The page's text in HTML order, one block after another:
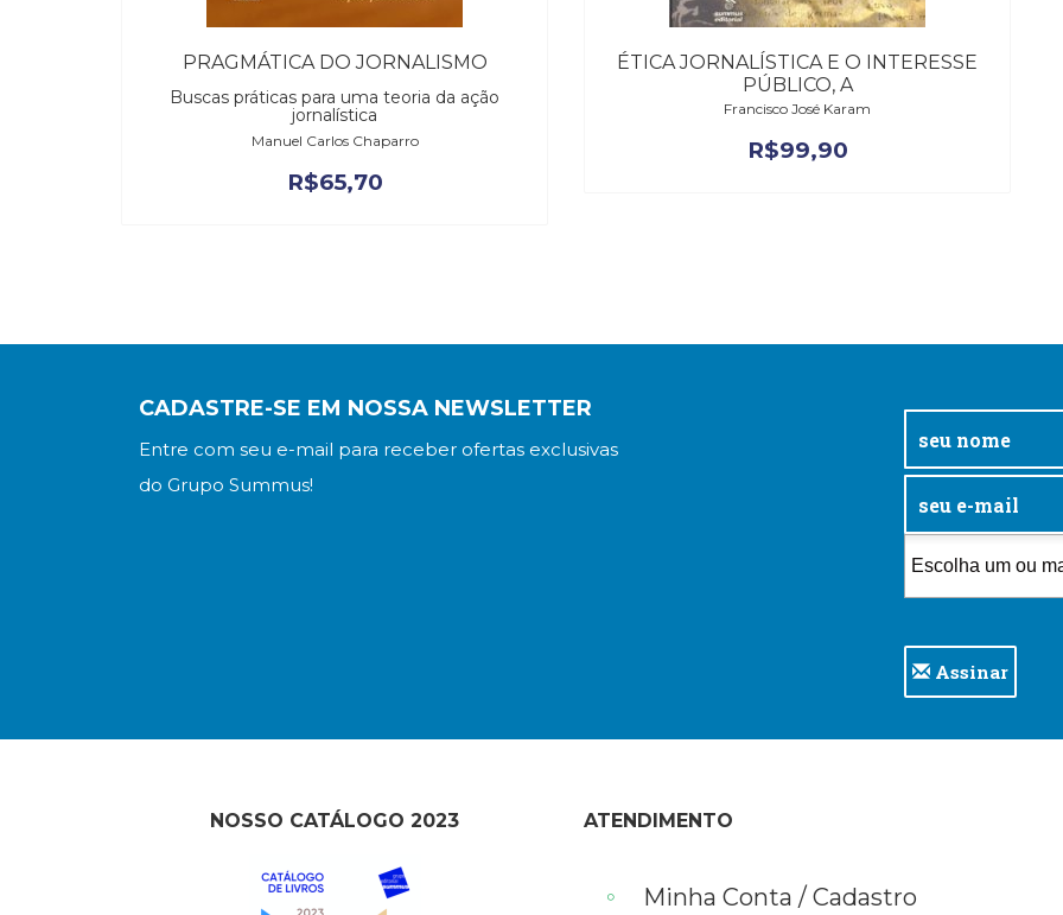
PRAGMÁTICA DO JORNALISMO
Buscas práticas para uma teoria da ação
jornalística
Manuel Carlos Chaparro
R$65,70
ÉTICA JORNALÍSTICA E O INTERESSE
PÚBLICO, A
Francisco José Karam
R$99,90
CADASTRE-SE EM NOSSA NEWSLETTER
Entre com seu e-mail para receber ofertas exclusivas
do Grupo Summus!
Assinar
NOSSO CATÁLOGO 2023 ATENDIMENTO
Minha Conta / Cadastro